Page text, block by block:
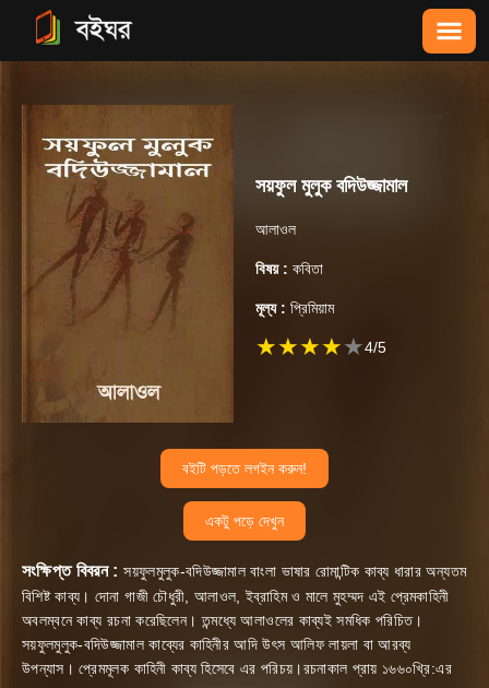
সয়ফুল মুলুক বদিউজ্জামাল
আলাওল
বিষয় : কবিতা
মূল্য : প্রিমিয়াম
★★★★★4/5
বইটি পড়তে লগইন করুন!
একটু পড়ে দেখুন
সংক্ষিপ্ত বিবরন : সয়ফুলমুলুক-বদিউজ্জামাল বাংলা ভাষার রোমান্টিক কাব্য ধারার অন্যতম
বিশিষ্ট কাব্য। দোনা গাজী চৌধুরী, আলাওল, ইব্রাহিম ও মালে মুহম্মদ এই প্রেমকাহিনী
অবলম্বনে কাব্য রচনা করেছিলেন। তন্মধ্যে আলাওলের কাব্যই সমধিক পরিচিত।
সয়ফুলমুলুক-বদিউজ্জামাল কাব্যের কাহিনীর আদি উৎস আলিফ লায়লা বা আরব্য
উপন্যাস। প্রেমমূলক কাহিনী কাব্য হিসেবে এর পরিচয়।রচনাকাল প্রায় ১৬৬০খ্রি:এর